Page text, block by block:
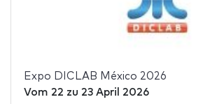
Expo DICLAB México 2026
Vom 22 zu 23 April 2026